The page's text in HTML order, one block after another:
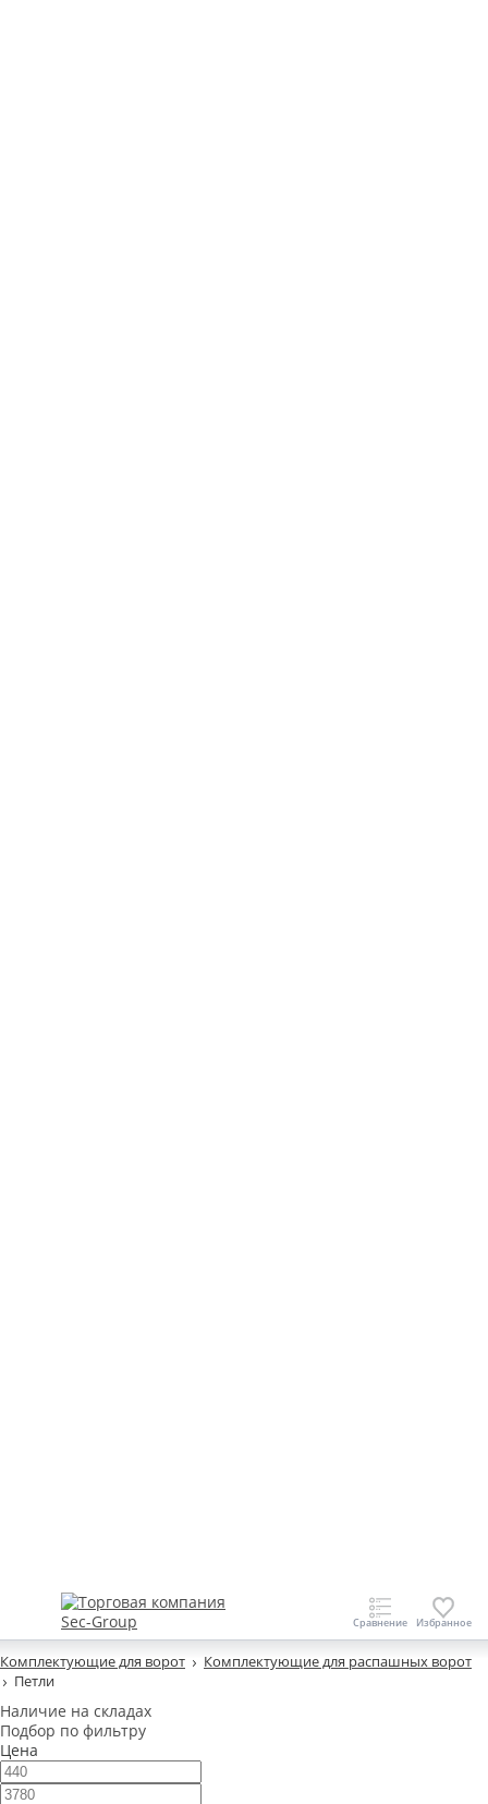
Комплектующие для ворот
Комплектующие для распашных ворот
Петли
Наличие на складах
Подбор по фильтру
Цена